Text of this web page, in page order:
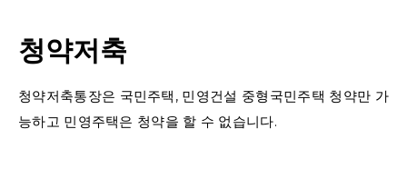
청약저축
청약저축통장은 국민주택, 민영건설 중형국민주택 청약만 가
능하고 민영주택은 청약을 할 수 없습니다.